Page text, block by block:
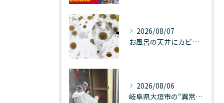
2026/08/07
お風呂の天井にカビが生えたら要注意！2026年8月の猛暑・高湿度で急増する浴室カビの原因と正しい対策
2026/08/06
岐阜県大垣市の“異常に高い気温”が建物内部を腐らせる──深層カビが爆発的に増える本当の理由